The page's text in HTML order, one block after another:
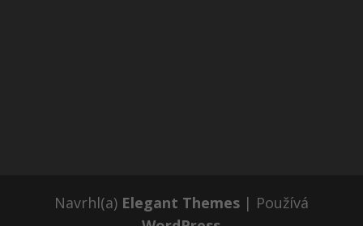
Navrhl(a) Elegant Themes| Používá